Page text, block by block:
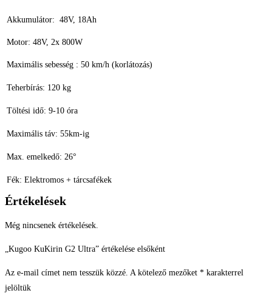
Akkumulátor: 48V, 18Ah
Motor: 48V, 2x 800W
Maximális sebesség : 50 km/h (korlátozás)
Teherbírás: 120 kg
Töltési idő: 9-10 óra
Maximális táv: 55km-ig
Max. emelkedő: 26°
Fék: Elektromos + tárcsafékek
Értékelések
Még nincsenek értékelések.
„Kugoo KuKirin G2 Ultra” értékelése elsőként
Az e-mail címet nem tesszük közzé. A kötelező mezőket * karakterrel
jelöltük